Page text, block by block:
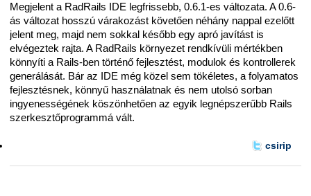
Megjelent a RadRails IDE legfrissebb, 0.6.1-es változata. A 0.6-
ás változat hosszú várakozást követően néhány nappal ezelőtt
jelent meg, majd nem sokkal később egy apró javítást is
elvégeztek rajta. A RadRails környezet rendkívüli mértékben
könnyíti a Rails-ben történő fejlesztést, modulok és kontrollerek
generálását. Bár az IDE még közel sem tökéletes, a folyamatos
fejlesztésnek, könnyű használatnak és nem utolsó sorban
ingyenességének köszönhetően az egyik legnépszerűbb Rails
szerkesztőprogrammá vált.
csirip